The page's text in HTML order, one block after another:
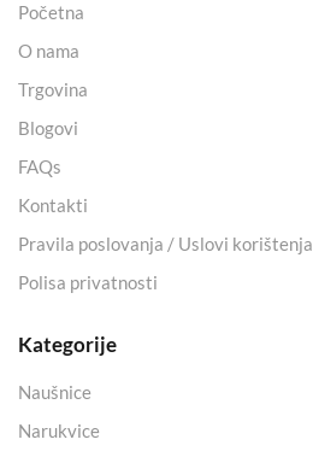
Početna
O nama
Trgovina
Blogovi
FAQs
Kontakti
Pravila poslovanja / Uslovi korištenja
Polisa privatnosti
Kategorije
Naušnice
Narukvice